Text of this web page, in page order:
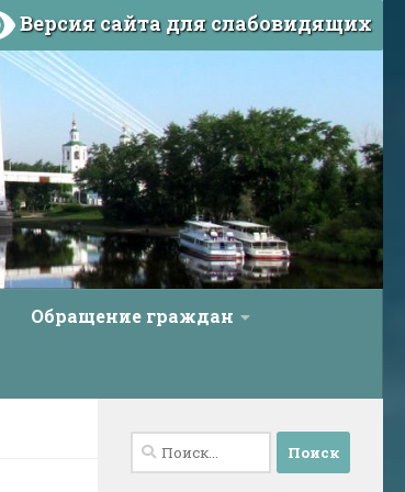
Версия сайта для слабовидящих
Обращение граждан
Найти: